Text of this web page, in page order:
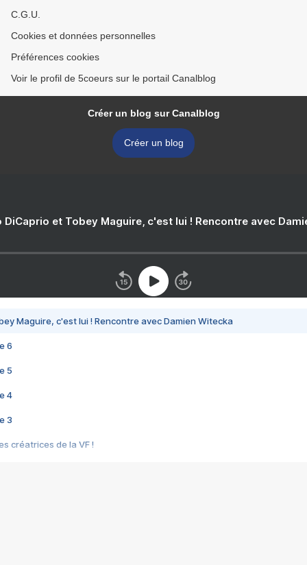
C.G.U.
Cookies et données personnelles
Préférences cookies
Voir le profil de 5coeurs sur le portail Canalblog
Créer un blog sur Canalblog
Créer un blog
DiCaprio et Tobey Maguire, c'est lui ! Rencontre avec
Maguire, c'est lui ! Rencontre avec Damien Witecka
6
5
4
3
créatrices de la VF !